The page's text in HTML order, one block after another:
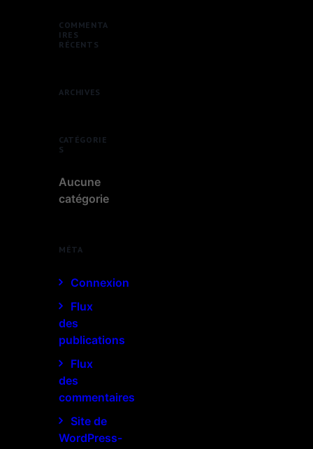
COMMENTA
IRES
RÉCENTS
ARCHIVES
CATÉGORIE
S
Aucune
catégorie
MÉTA
Connexion
Flux
des
publications
Flux
des
commentaires
Site de
WordPress-